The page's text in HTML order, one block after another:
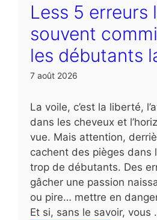
Less 5 erreurs
souvent
les débutants
7 août 2026
La voile, c’est la liberté,
dans les cheveux et
vue. Mais attention,
cachent des pièges dans
trop de débutants. Des
gâcher une passion
ou pire… mettre en
Et si, sans le savoir, vous